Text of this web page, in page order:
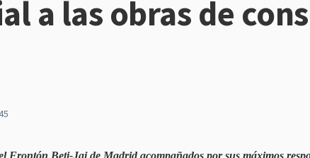
a las obras de
Frontón Beti-Jai de Madrid acompañados por sus máximos